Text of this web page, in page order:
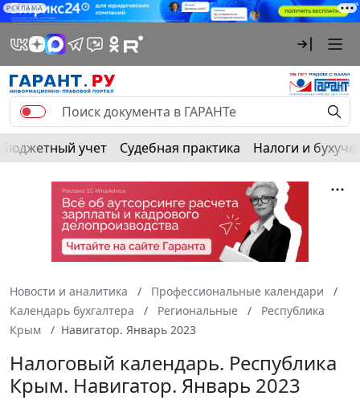
РЕКЛАМА
Бюджетный учет Судебная практика Налоги и
Новости и аналитика
Профессиональные календари
Календарь бухгалтера
Региональные
Республика
Крым
Навигатор. Январь 2023
Налоговый календарь. Республика
Крым. Навигатор. Январь 2023